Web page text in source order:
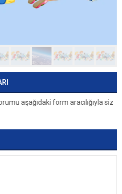
aşağıdaki form aracılığıyla siz